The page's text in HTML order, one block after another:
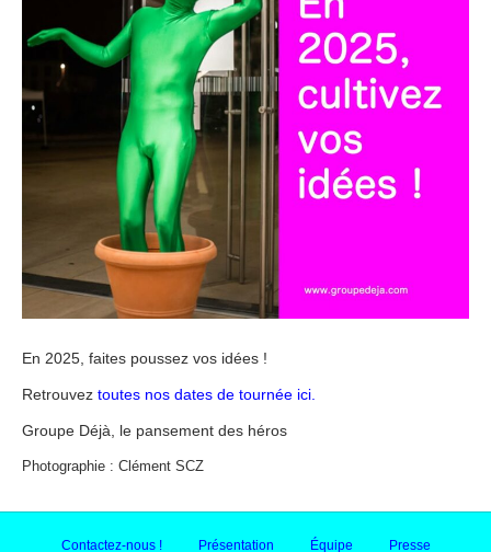
En 2025, faites poussez vos idées !
Retrouvez toutes nos dates de tournée ici.
Groupe Déjà, le pansement des héros
Photographie : Clément SCZ
Contactez-nous ! Présentation Équipe Presse